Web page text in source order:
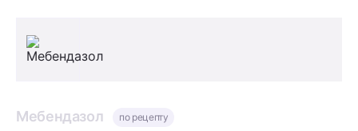
Мебендазол по рецепту